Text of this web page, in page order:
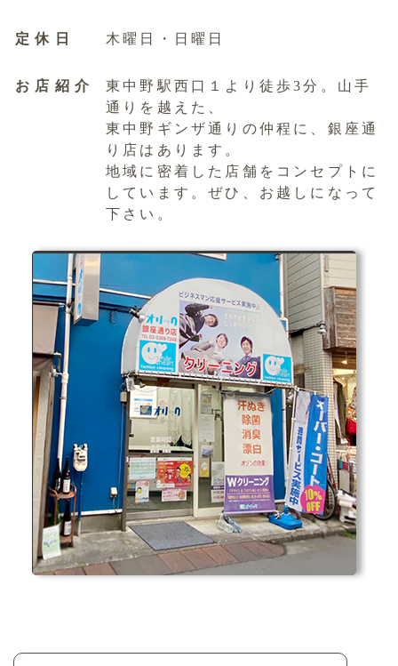
定休日 木曜日・日曜日
お店紹介
東中野駅西口１より徒歩3分。山手
通りを越えた、
東中野ギンザ通りの仲程に、銀座通
り店はあります。
地域に密着した店舗をコンセプトに
しています。ぜひ、お越しになって
下さい。